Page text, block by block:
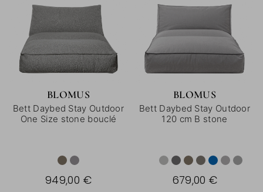
BLOMUS
Bett Daybed Stay Outdoor
One Size stone bouclé
949,00 €
BLOMUS
Bett Daybed Stay Outdoor
120 cm B stone
679,00 €